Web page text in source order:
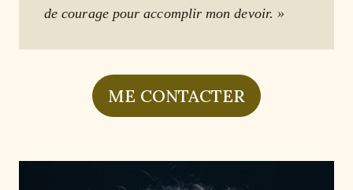
de courage pour accomplir mon devoir. »
ME CONTACTER